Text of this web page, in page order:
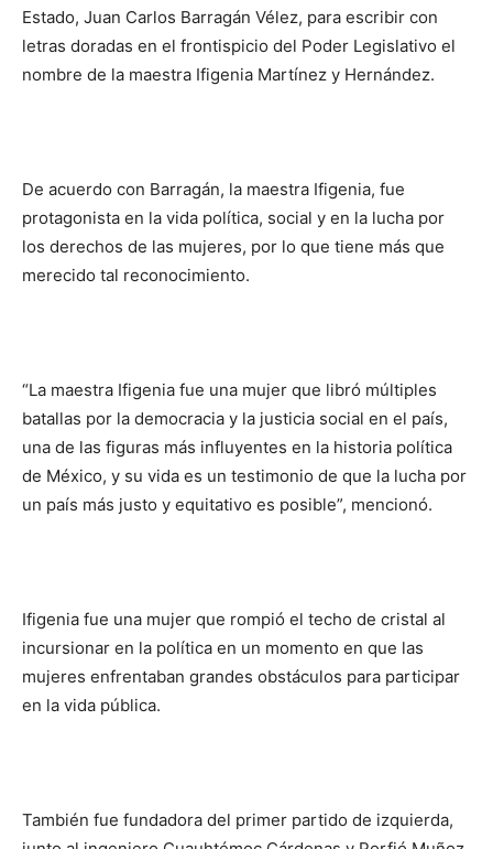
Estado, Juan Carlos Barragán Vélez, para escribir con
letras doradas en el frontispicio del Poder Legislativo el
nombre de la maestra Ifigenia Martínez y Hernández.
De acuerdo con Barragán, la maestra Ifigenia, fue
protagonista en la vida política, social y en la lucha por
los derechos de las mujeres, por lo que tiene más que
merecido tal reconocimiento.
“La maestra Ifigenia fue una mujer que libró múltiples
batallas por la democracia y la justicia social en el país,
una de las figuras más influyentes en la historia política
de México, y su vida es un testimonio de que la lucha por
un país más justo y equitativo es posible”, mencionó.
Ifigenia fue una mujer que rompió el techo de cristal al
incursionar en la política en un momento en que las
mujeres enfrentaban grandes obstáculos para participar
en la vida pública.
También fue fundadora del primer partido de izquierda,